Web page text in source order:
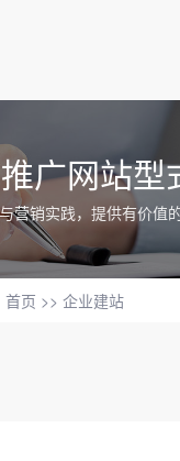
广网站型
营销实践，提供有价值
首页 >> 企业建站